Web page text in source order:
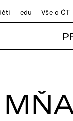
edu Vše o ČT